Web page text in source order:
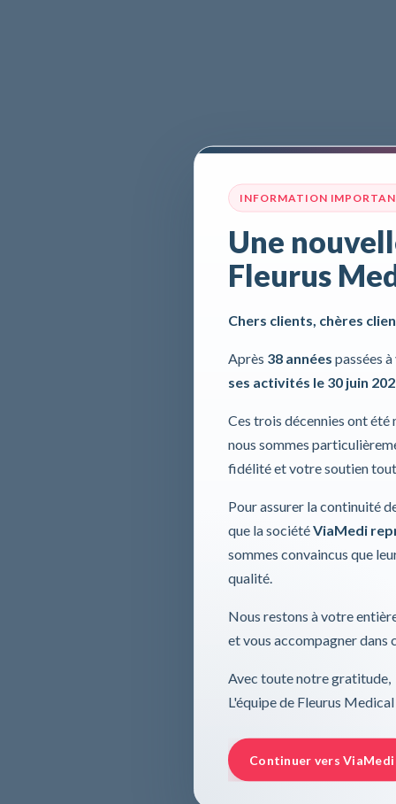
INFORMATION
Une
Fleurus
Chers clients, chères
Après 38 années passées
ses activités le 30 juin
Ces trois décennies ont
nous sommes
fidélité et votre soutien
Pour assurer la continuité
que la sociétéViaMedi
sommes convaincus que
qualité.
Nous restons à votre
et vous accompagner dans
Avec toute notre gratitude,
L'équipe de Fleurus Medical
Continuer vers ViaMedi